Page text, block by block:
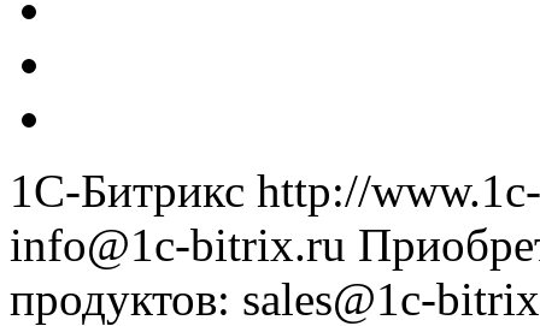
1С-Битрикс http://
info@1c-bitrix.ru
продуктов: sales@1c-